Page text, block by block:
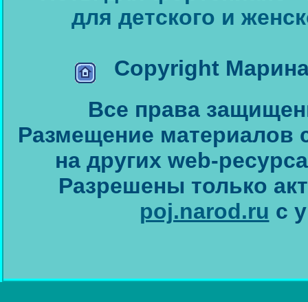
для детского и
Copyright
Все права
Размещение материалов
на других web-
Разрешены только
poj.narod.ru с